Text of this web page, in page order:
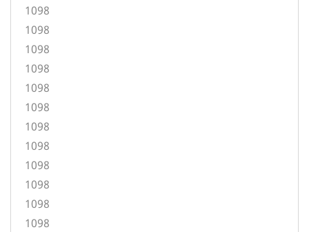
1098
1098
1098
1098
1098
1098
1098
1098
1098
1098
1098
1098